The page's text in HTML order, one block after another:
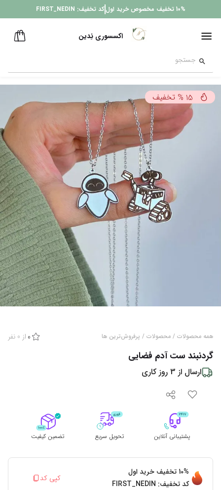
10% تخفیف مخصوص خرید اولکد تخفیف: FIRST_NEDIN
اکسسوری نِدین
15
% تخفیف
همه محصولات / محصولات / پرفروش‌ترین ها 0 از 0 نفر
گردنبند ست آدم فضایی
ارسال از 3 روز کاری
پشتیبانی آنلاین تحویل سریع تضمین کیفیت
10% تخفیف خرید اول
کد تخفیف: FIRST_NEDIN
کپی کد